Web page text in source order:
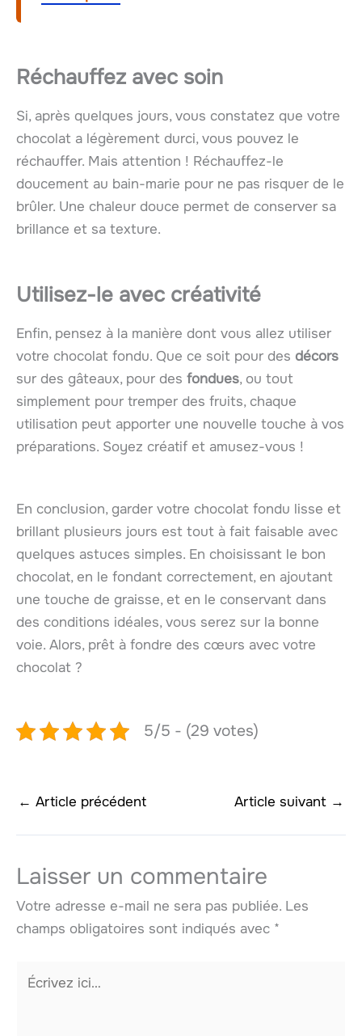
Réchauffez avec soin
Si, après quelques jours, vous constatez que votre
chocolat a légèrement durci, vous pouvez le
réchauffer. Mais attention ! Réchauffez-le
doucement au bain-marie pour ne pas risquer de le
brûler. Une chaleur douce permet de conserver sa
brillance et sa texture.
Utilisez-le avec créativité
Enfin, pensez à la manière dont vous allez utiliser
votre chocolat fondu. Que ce soit pour des décors
sur des gâteaux, pour des fondues, ou tout
simplement pour tremper des fruits, chaque
utilisation peut apporter une nouvelle touche à vos
préparations. Soyez créatif et amusez-vous !
En conclusion, garder votre chocolat fondu lisse et
brillant plusieurs jours est tout à fait faisable avec
quelques astuces simples. En choisissant le bon
chocolat, en le fondant correctement, en ajoutant
une touche de graisse, et en le conservant dans
des conditions idéales, vous serez sur la bonne
voie. Alors, prêt à fondre des cœurs avec votre
chocolat ?
5/5 - (29 votes)
← Article précédent Article suivant →
Laisser un commentaire
Votre adresse e-mail ne sera pas publiée. Les
champs obligatoires sont indiqués avec *
Écrivez